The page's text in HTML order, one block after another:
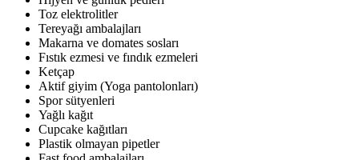
Toz elektrolitler
Tereyağı ambalajları
Makarna ve domates sosları
Fıstık ezmesi ve fındık ezmeleri
Ketçap
Aktif giyim (Yoga pantolonları)
Spor sütyenleri
Yağlı kağıt
Cupcake kağıtları
Plastik olmayan pipetler